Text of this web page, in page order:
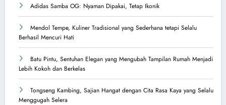
Adidas Samba OG: Nyaman Dipakai, Tetap Ikonik
Mendol Tempe, Kuliner Tradisional yang Sederhana tetapi Selalu
Berhasil Mencuri Hati
Batu Pintu, Sentuhan Elegan yang Mengubah Tampilan Rumah Menjadi
Lebih Kokoh dan Berkelas
Tongseng Kambing, Sajian Hangat dengan Cita Rasa Kaya yang Selalu
Menggugah Selera